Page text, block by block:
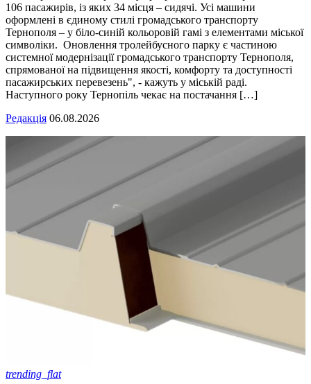
106 пасажирів, із яких 34 місця – сидячі. Усі машини
оформлені в єдиному стилі громадського транспорту
Тернополя – у біло-синій кольоровій гамі з елементами міської
символіки. Оновлення тролейбусного парку є частиною
системної модернізації громадського транспорту Тернополя,
спрямованої на підвищення якості, комфорту та доступності
пасажирських перевезень", - кажуть у міській раді.
Наступного року Тернопіль чекає на постачання […]
Редакція 06.08.2026
trending_flat